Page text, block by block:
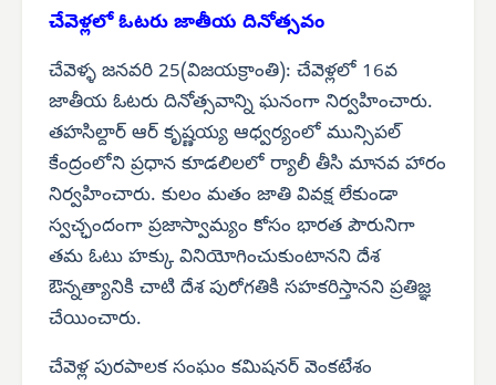
చేవెళ్లలో ఓటరు జాతీయ దినోత్సవం
చేవెళ్ళ జనవరి 25(విజయక్రాంతి): చేవెళ్లలో 16వ
జాతీయ ఓటరు దినోత్సవాన్ని ఘనంగా నిర్వహించారు.
తహసిల్దార్ ఆర్ కృష్ణయ్య ఆధ్వర్యంలో మున్సిపల్
కేంద్రంలోని ప్రధాన కూడలిలలో ర్యాలీ తీసి మానవ హారం
నిర్వహించారు. కులం మతం జాతి వివక్ష లేకుండా
స్వచ్ఛందంగా ప్రజాస్వామ్యం కోసం భారత పౌరునిగా
తమ ఓటు హక్కు వినియోగించుకుంటానని దేశ
ఔన్నత్యానికి చాటి దేశ పురోగతికి సహకరిస్తానని ప్రతిజ్ఞ
చేయించారు.
చేవెళ్ల పురపాలక సంఘం కమిషనర్ వెంకటేశం